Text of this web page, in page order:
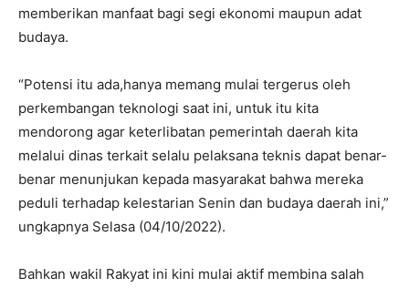
memberikan manfaat bagi segi ekonomi maupun adat
budaya.
“Potensi itu ada,hanya memang mulai tergerus oleh
perkembangan teknologi saat ini, untuk itu kita
mendorong agar keterlibatan pemerintah daerah kita
melalui dinas terkait selalu pelaksana teknis dapat benar-
benar menunjukan kepada masyarakat bahwa mereka
peduli terhadap kelestarian Senin dan budaya daerah ini,”
ungkapnya Selasa (04/10/2022).
Bahkan wakil Rakyat ini kini mulai aktif membina salah